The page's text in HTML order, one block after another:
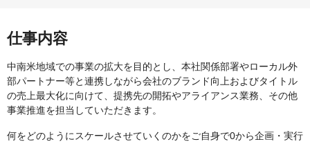
仕事内容
中南米地域での事業の拡大を目的とし、本社関係部署やローカル外
部パートナー等と連携しながら会社のブランド向上およびタイトル
の売上最大化に向けて、提携先の開拓やアライアンス業務、その他
事業推進を担当していただきます。
何をどのようにスケールさせていくのかをご自身で0から企画・実行